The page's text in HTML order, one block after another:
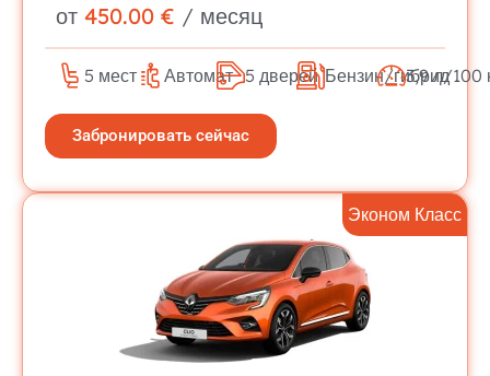
от 450.00 € / месяц
5 мест Автомат 5 дверей Бензин/гибрид
3,9 л/100
Забронировать сейчас
Эконом Класс